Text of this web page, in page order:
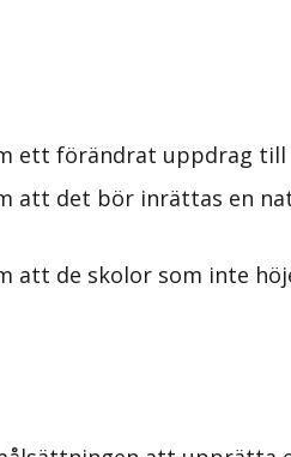
ett förändrat uppdrag till
att det bör inrättas en
att de skolor som inte